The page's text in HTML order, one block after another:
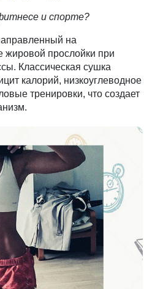
и спорте?
на
прослойки при
Классическая сушка
калорий, низкоуглеводное
тренировки, что создает